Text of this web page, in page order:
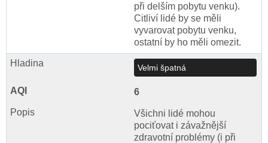
při delším pobytu venku).
Citliví lidé by se měli
vyvarovat pobytu venku,
ostatní by ho měli omezit.
Velmi špatná
6
Všichni lidé mohou
pociťovat i závažnější
zdravotní problémy (i při